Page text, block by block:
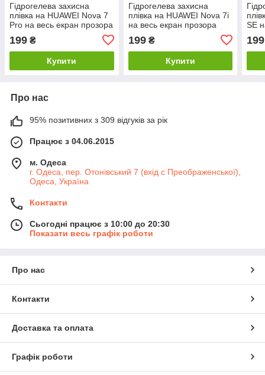
Гідрогелева захисна
плівка на HUAWEI Nova 7
Pro на весь екран прозора
199 ₴
Купити
Гідрогелева захисна
плівка на HUAWEI Nova 7i
на весь екран прозора
199₴
Купити
SE
199
Про нас
95% позитивних з 309 відгуків за рік
Працює з 04.06.2015
м. Одеса
г. Одеса, пер. Отонівський 7 (вхід с Преображенської),
Одеса, Україна
Контакти
Сьогодні працює з 10:00 до 20:30
Показати весь графік роботи
Про нас
Контакти
Доставка та оплата
Графік роботи